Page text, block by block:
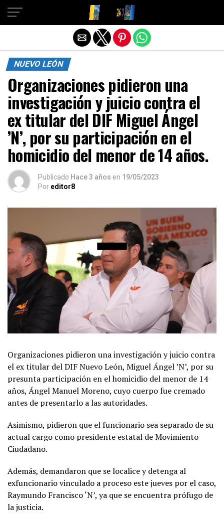
NUEVO LEÓN
Organizaciones pidieron una
investigación y juicio contra el
ex titular del DIF Miguel Ángel
’N’, por su participación en el
homicidio del menor de 14 años.
Publicado Hace 3 años en 19/05/2023
Por editor8
Organizaciones pidieron una investigación y juicio contra
el ex titular del DIF Nuevo León, Miguel Ángel ’N’, por su
presunta participación en el homicidio del menor de 14
años, Ángel Manuel Moreno, cuyo cuerpo fue cremado
antes de presentarlo a las autoridades.
Asimismo, pidieron que el funcionario sea separado de su
actual cargo como presidente estatal de Movimiento
Ciudadano.
Además, demandaron que se localice y detenga al
exfuncionario vinculado a proceso este jueves por el caso,
Raymundo Francisco ‘N’, ya que se encuentra prófugo de
la justicia.
Salir de la versión móvil